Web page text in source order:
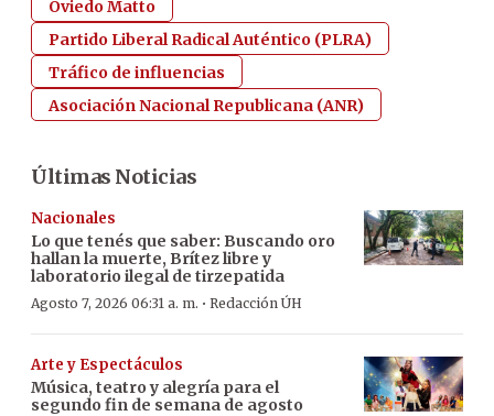
Oviedo Matto
Partido Liberal Radical Auténtico (PLRA)
Tráfico de influencias
Asociación Nacional Republicana (ANR)
Últimas Noticias
Nacionales
Lo que tenés que saber: Buscando oro
hallan la muerte, Brítez libre y
laboratorio ilegal de tirzepatida
Agosto 7, 2026 06:31 a. m. · Redacción ÚH
Arte y Espectáculos
Música, teatro y alegría para el
segundo fin de semana de agosto